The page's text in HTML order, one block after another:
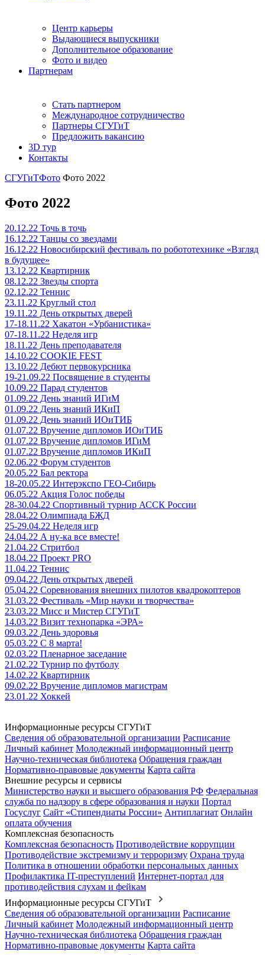
Центр карьеры
Выдающиеся выпускники
Дополнительное образование
Фото и видео
Партнерам
Стать партнером
Международное сотрудничество
Партнеры СГУГиТ
Предложить вакансию
3D тур
Контакты
СГУГиТФото Фото 2022
Фото 2022
20.12.22 Точь в точь
16.12.22 Танцы со звездами
16.12.22 Новосибирский фестиваль по робототехнике «Взгляд
в будущее»
13.12.22 Квартирник
08.12.22 Звезды спорта
02.12.22 Теннис
23.11.22 Круглый стол
19.11.22 День открытых дверей
17-18.11.22 Хакатон «Урбанистика»
07-18.11.22 Неделя игр
18.11.22 День преподавателя
14.10.22 COOKIE FEST
13.10.22 Дебют первокурсника
19-21.09.22 Посвящение в студенты
10.09.22 Парад студентов
01.09.22 День знаний ИГиМ
01.09.22 День знаний ИКиП
01.09.22 День знаний ИОиТИБ
01.07.22 Вручение дипломов ИОиТИБ
01.07.22 Вручение дипломов ИГиМ
01.07.22 Вручение дипломов ИКиП
02.06.22 Форум студентов
20.05.22 Бал ректора
18-20.05.22 Интерэкспо ГЕО-Сибирь
06.05.22 Акция Голос победы
28-30.04.22 Спортивный турнир АССК России
28.04.22 Олимпиада БЖД
25-29.04.22 Неделя игр
24.04.22 А ну-ка все вместе!
21.04.22 Стритбол
18.04.22 Проект PRO
11.04.22 Теннис
09.04.22 День открытых дверей
05.04.22 Соревнования внешних пилотов квадрокоптеров
31.03.22 Фестиваль «Мир науки и творчества»
23.03.22 Мисс и Мистер СГУГиТ
14.03.22 Визит технопарка «ЭРА»
09.03.22 День здоровья
05.03.22 С 8 марта!
02.03.22 Пленарное заседание
21.02.22 Турнир по футболу
14.02.22 Квартирник
09.02.22 Вручение дипломов магистрам
23.01.22 Хоккей
Информационные ресурсы СГУГиТ
Сведения об образовательной организации Расписание
Личный кабинет Молодежный информационный центр
Научно-техническая библиотека Обращения граждан
Нормативно-правовые документы Карта сайта
Внешние ресурсы и сервисы
Министерство науки и высшего образования РФ Федеральная
служба по надзору в сфере образования и науки Портал
Госуслуг Сайт «Стипендиаты России» Антиплагиат Онлайн
оплата обучения
Комплексная безопасность
Комплексная безопасность Противодействие коррупции
Противодействие экстремизму и терроризму Охрана труда
Политика в отношении обработки персональных данных
Профилактика IT-преступлений Интернет-портал для
противодействия слухам и фейкам
Информационные ресурсы СГУГиТ
Сведения об образовательной организации Расписание
Личный кабинет Молодежный информационный центр
Научно-техническая библиотека Обращения граждан
Нормативно-правовые документы Карта сайта